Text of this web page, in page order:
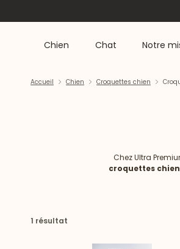
Chien Chat Notre
Accueil Chien Croquettes chien
Chez Ultra
croquettes
contient une
1 résultat